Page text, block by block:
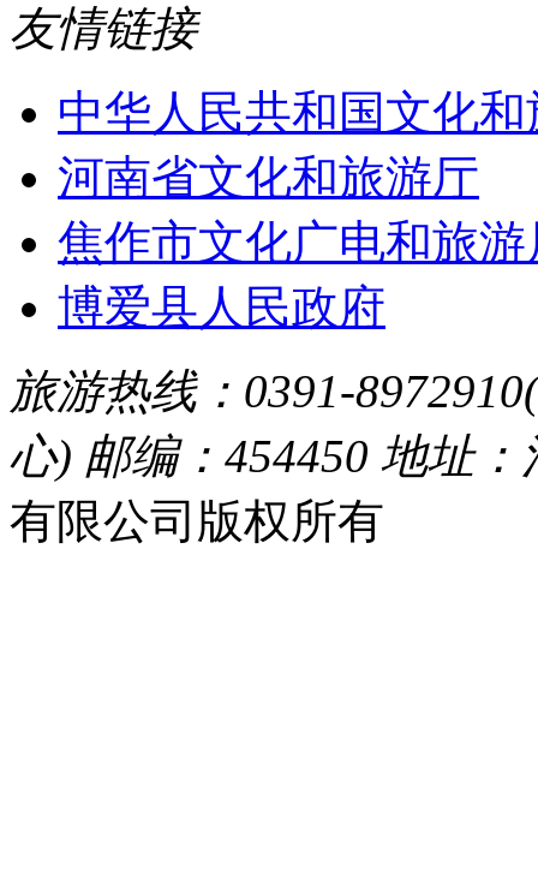
友情链接
中华人民共和国文化
河南省文化和旅游厅
焦作市文化广电和旅游
博爱县人民政府
旅游热线：0391-
心) 邮编：454450 地址
有限公司版权所有